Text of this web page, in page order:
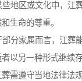
地区或文化中，江
生命的尊重。
部分家属而言，江葬
以另一种形式继续存
需遵守当地法律法